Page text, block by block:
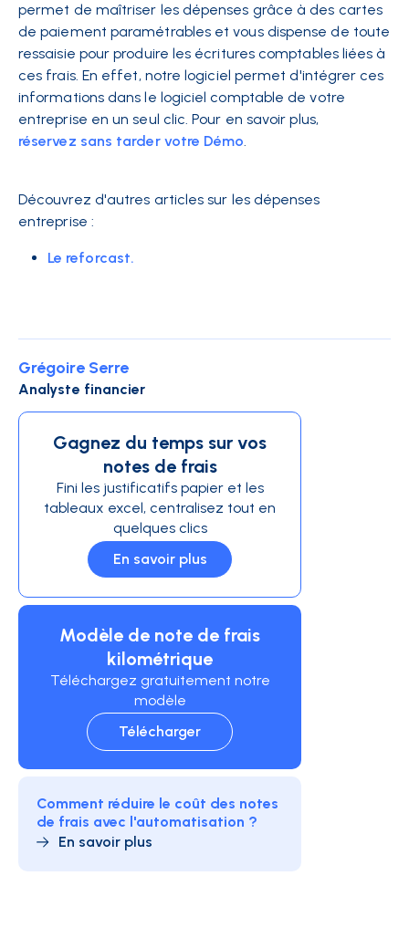
permet de maîtriser les dépenses grâce à des cartes
de paiement paramétrables et vous dispense de toute
ressaisie pour produire les écritures comptables liées à
ces frais. En effet, notre logiciel permet d'intégrer ces
informations dans le logiciel comptable de votre
entreprise en un seul clic. Pour en savoir plus,
réservez sans tarder votre Démo.
Découvrez d'autres articles sur les dépenses
entreprise :
Le reforcast.
Grégoire Serre
Analyste financier
Gagnez du temps sur vos
notes de frais
Fini les justificatifs papier et les
tableaux excel, centralisez tout en
quelques clics
En savoir plus
Modèle de note de frais
kilométrique
Téléchargez gratuitement notre
modèle
Télécharger
Comment réduire le coût des notes
de frais avec l'automatisation ?
En savoir plus